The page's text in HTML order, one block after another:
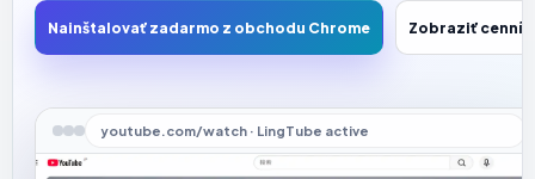
takže nemusíte neustále sledovať titulky, aby ste
porozumeli obsahu.
Nainštalovať zadarmo z obchodu Chrome Zobraziť cenník
youtube.com/watch · LingTube active